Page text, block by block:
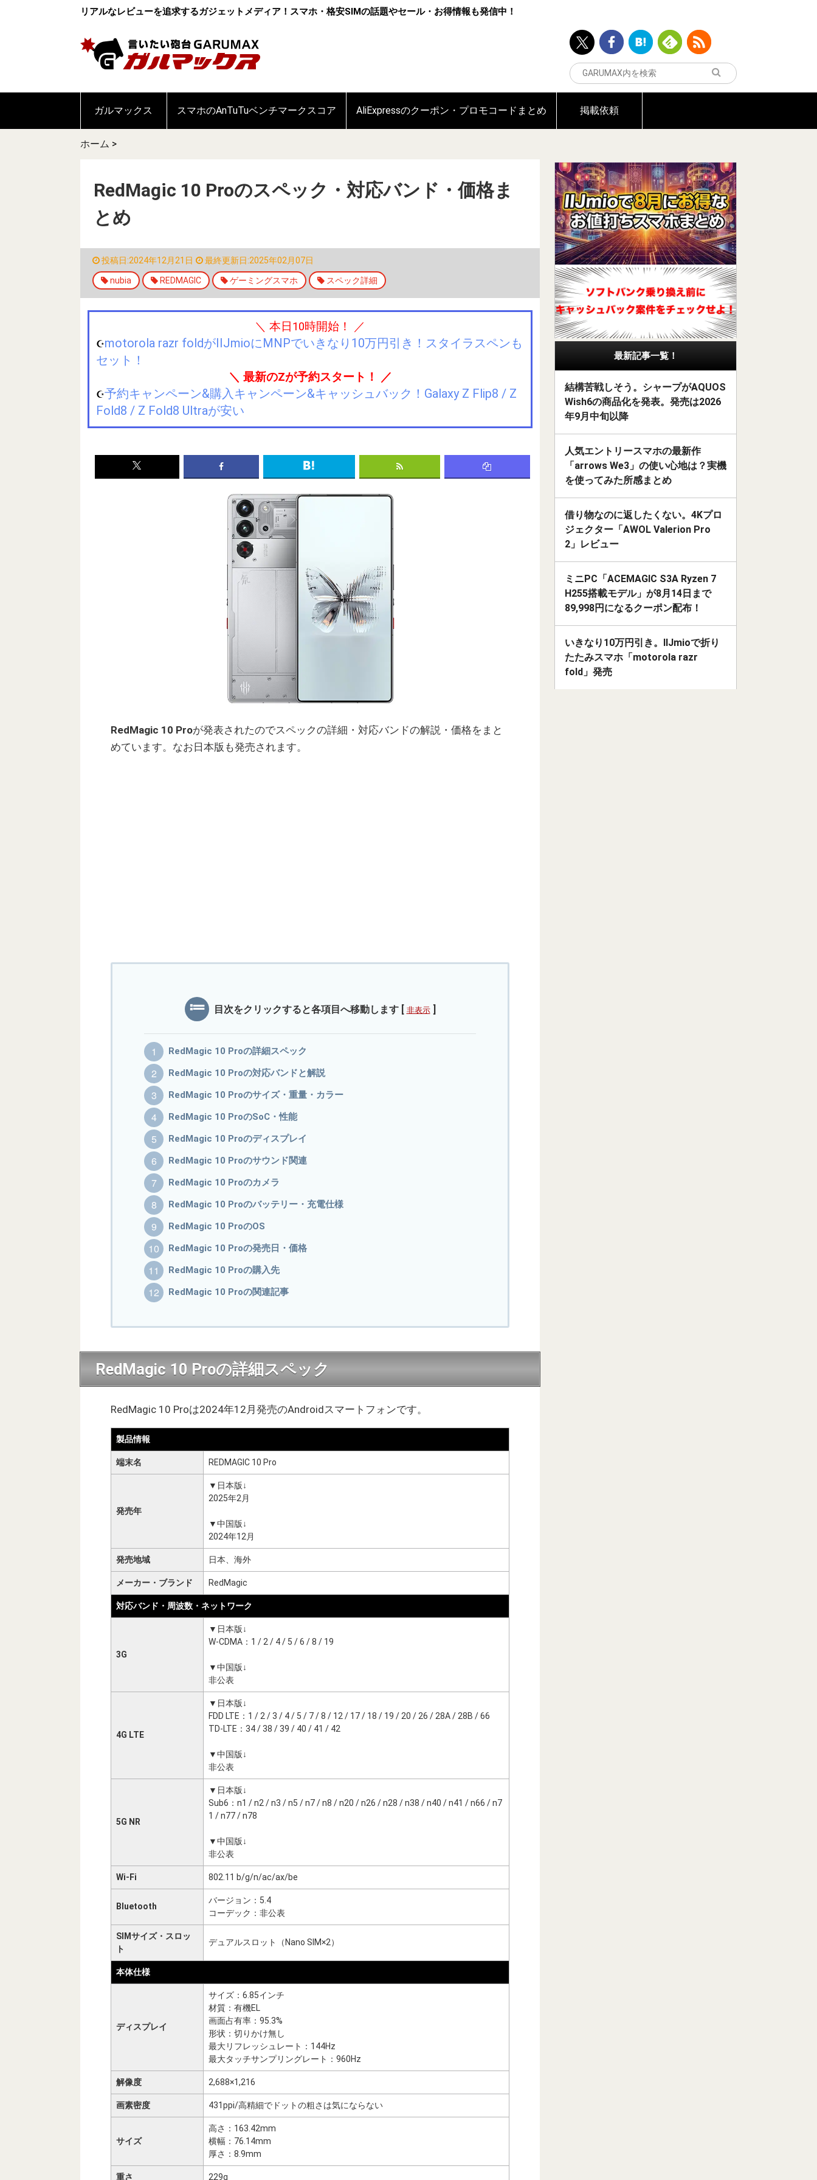
リアルなレビューを追求するガジェットメディア！スマホ・格安SIMの話題やセール・お得情報も発信中！
ガルマックス スマホのAnTuTuベンチマークスコア AliExpressのクーポン・プロモコードまとめ 掲載依頼
ホーム >
RedMagic 10 Proのスペック・対応バンド・価格ま
とめ
投稿日:2024年12月21日 最終更新日:2025年02月07日
nubia REDMAGIC ゲーミングスマホ スペック詳細
＼ 本日10時開始！ ／
☪️motorola razr foldがIIJmioにMNPでいきなり10万円引き！スタイラスペンも
セット！
＼ 最新のZが予約スタート！ ／
☪️予約キャンペーン&購入キャンペーン&キャッシュバック！Galaxy Z Flip8 / Z
Fold8 / Z Fold8 Ultraが安い
RedMagic 10 Proが発表されたのでスペックの詳細・対応バンドの解説・価格をまと
めています。なお日本版も発売されます。
目次をクリックすると各項目へ移動します [ 非表示 ]
RedMagic 10 Proの詳細スペック
RedMagic 10 Proの対応バンドと解説
RedMagic 10 Proのサイズ・重量・カラー
RedMagic 10 ProのSoC・性能
RedMagic 10 Proのディスプレイ
RedMagic 10 Proのサウンド関連
RedMagic 10 Proのカメラ
RedMagic 10 Proのバッテリー・充電仕様
RedMagic 10 ProのOS
RedMagic 10 Proの発売日・価格
RedMagic 10 Proの購入先
RedMagic 10 Proの関連記事
RedMagic 10 Proの詳細スペック
RedMagic 10 Proは2024年12月発売のAndroidスマートフォンです。
製品情報
端末名 REDMAGIC 10 Pro
発売年
▼日本版↓
2025年2月
▼中国版↓
2024年12月
発売地域 日本、海外
メーカー・ブランド RedMagic
対応バンド・周波数・ネットワーク
3G
▼日本版↓
W-CDMA：1 / 2 / 4 / 5 / 6 / 8 / 19
▼中国版↓
非公表
4G LTE
▼日本版↓
FDD LTE：1 / 2 / 3 / 4 / 5 / 7 / 8 / 12 / 17 / 18 / 19 / 20 / 26 / 28A / 28B / 66
TD-LTE：34 / 38 / 39 / 40 / 41 / 42
▼中国版↓
非公表
5G NR
▼日本版↓
Sub6：n1 / n2 / n3 / n5 / n7 / n8 / n20 / n26 / n28 / n38 / n40 / n41 / n66 / n7
1 / n77 / n78
▼中国版↓
非公表
Wi-Fi 802.11 b/g/n/ac/ax/be
Bluetooth
バージョン：5.4
コーデック：非公表
SIMサイズ・スロッ
ト
デュアルスロット（Nano SIM×2）
本体仕様
ディスプレイ
サイズ：6.85インチ
材質：有機EL
画面占有率：95.3%
形状：切りかけ無し
最大リフレッシュレート：144Hz
最大タッチサンプリングレート：960Hz
解像度 2,688×1,216
画素密度 431ppi/高精細でドットの粗さは気にならない
サイズ
高さ：163.42mm
横幅：76.14mm
厚さ：8.9mm
重さ 229g
最新記事一覧！
結構苦戦しそう。シャープがAQUOS
Wish6の商品化を発表。発売は2026
年9月中旬以降
人気エントリースマホの最新作
「arrows We3」の使い心地は？実機
を使ってみた所感まとめ
借り物なのに返したくない。4Kプロ
ジェクター「AWOL Valerion Pro
2」レビュー
ミニPC「ACEMAGIC S3A Ryzen 7
H255搭載モデル」が8月14日まで
89,998円になるクーポン配布！
いきなり10万円引き。IIJmioで折り
たたみスマホ「motorola razr
fold」発売